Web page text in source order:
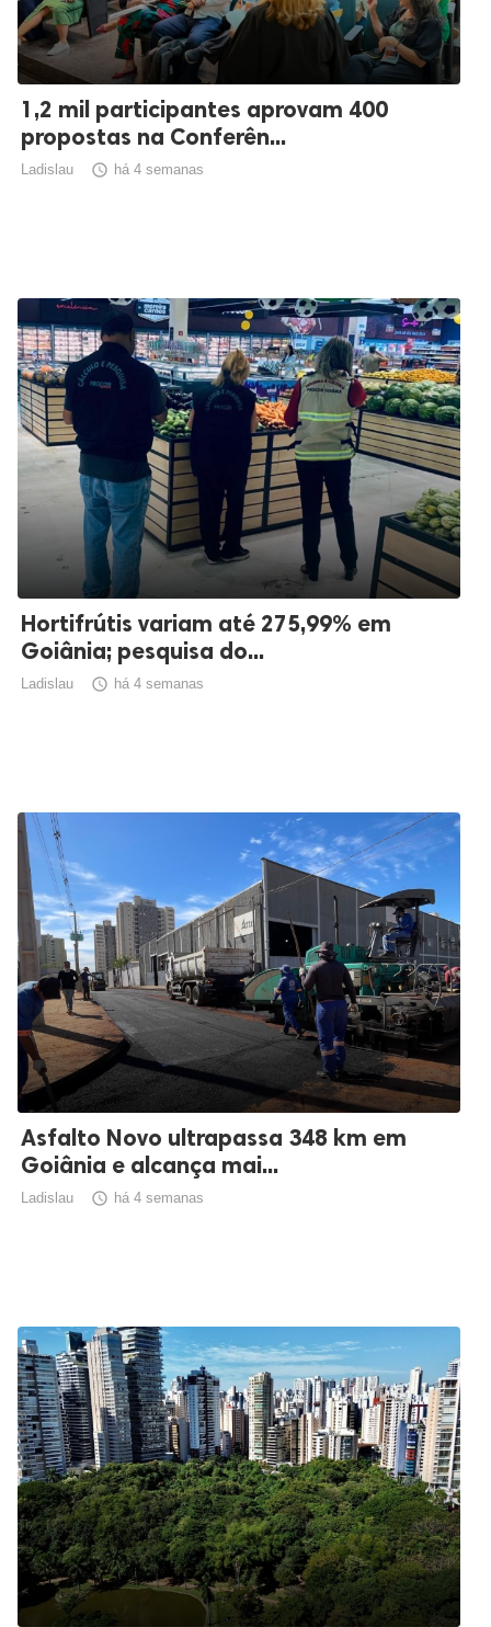
1,2 mil participantes aprovam 400
propostas na Conferên...
Ladislau  há 4 semanas
Hortifrútis variam até 275,99% em
Goiânia; pesquisa do...
Ladislau  há 4 semanas
Asfalto Novo ultrapassa 348 km em
Goiânia e alcança mai...
Ladislau  há 4 semanas